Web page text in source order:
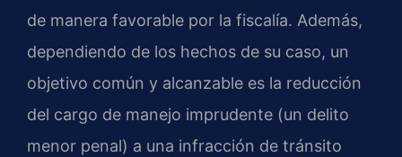
de manera favorable por la fiscalía. Además,
dependiendo de los hechos de su caso, un
objetivo común y alcanzable es la reducción
del cargo de manejo imprudente (un delito
menor penal) a una infracción de tránsito